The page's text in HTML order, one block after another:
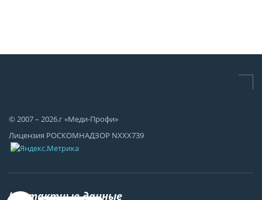
© 2007 – 2026.г «Меди-Профи»
Лицензия РОСКОМНАДЗОР NХХХ739
Контактные данные